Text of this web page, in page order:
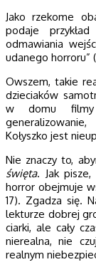
Jako rzekome
podaje
odmawiania
udanego horroru”
Owszem, takie
dzieciaków
w domu filmy
Kołyszko jest
Nie znaczy to,
święta. Jak
horror obejmuje
17). Zgadza się.
lekturze dobrej
ciarki, ale cały
nierealna, nie
realnym